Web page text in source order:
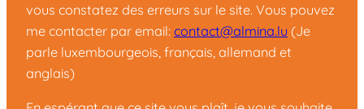
vous constatez des erreurs sur le site. Vous pouvez
me contacter par email: contact@almina.lu (Je
parle luxembourgeois, français, allemand et
anglais)